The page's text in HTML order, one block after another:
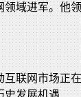
域进军。他
互联网市场正
史发展机遇